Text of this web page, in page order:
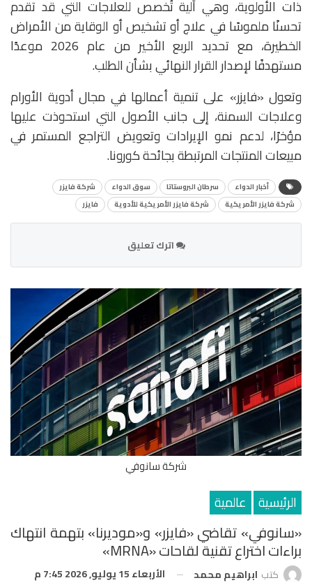
ذات الأولوية، وهي آلية تُخصص للعلاجات التي قد تقدم
تحسنًا ملموسًا في علاج أو تشخيص أو الوقاية من الأمراض
الخطيرة، مع تحديد الربع الأخير من عام 2026 موعدًا
مستهدفًا لإصدار القرار النهائي بشأن الطلب.
وتعول «فايزر» على تنمية أعمالها في مجال أدوية الأورام
وعلاجات السمنة، إلى جانب الأصول التي استحوذت عليها
مؤخرًا، لدعم نمو الإيرادات وتعويض التراجع المستمر في
مبيعات المنتجات المرتبطة بجائحة كورونا.
أخبار الدواء سرطان البروستاتا سوق الدواء
شركة فايزر
شركة فايزر الأمريكية
شركة فايزر الأمريكية للأدوية فايزر
اترك تعليق
شركة سانوفي
الرئيسية عالمية
«سانوفي» تقاضي «فايزر» و«موديرنا» بتهمة انتهاك
براءات اختراع تقنية لقاحات «mRNA»
كتب ابراهيم محمد الأربعاء 15 يوليو, 2026 7:45 م